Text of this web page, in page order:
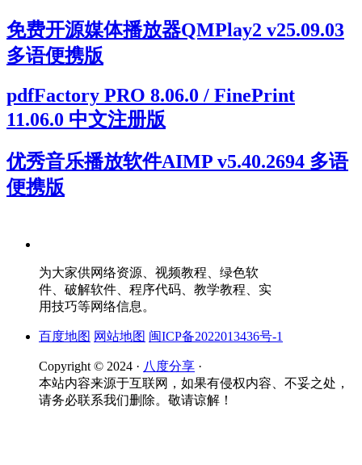
免费开源媒体播放器QMPlay2 v25.09.03
多语便携版
pdfFactory PRO 8.06.0 / FinePrint
11.06.0 中文注册版
优秀音乐播放软件AIMP v5.40.2694 多语
便携版
为大家供网络资源、视频教程、绿色软
件、破解软件、程序代码、教学教程、实
用技巧等网络信息。
百度地图 网站地图 闽ICP备2022013436号-1
Copyright © 2024 · 八度分享 ·
本站内容来源于互联网，如果有侵权内容、不妥之处，
请务必联系我们删除。敬请谅解！